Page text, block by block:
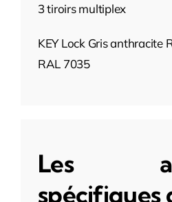
3 tiroirs multiplex
KEY Lock Gris anthracite
RAL 7035
Les
spécifiques